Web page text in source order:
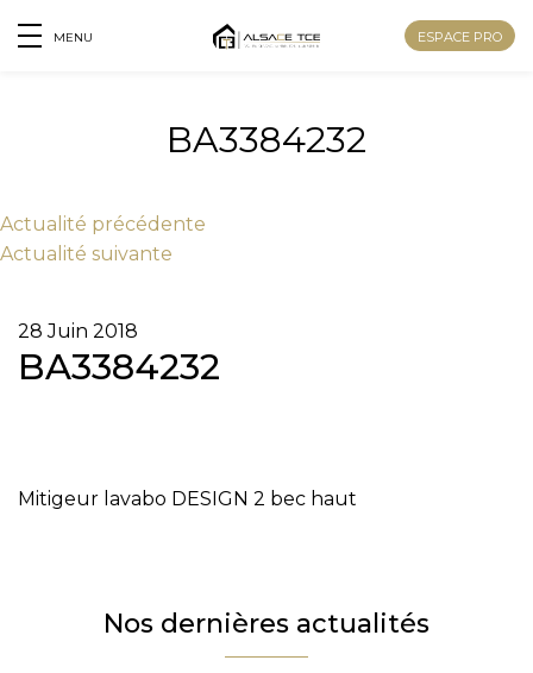
MENU ESPACE PRO
BA3384232
Actualité précédente
Actualité suivante
28 Juin 2018
BA3384232
Mitigeur lavabo DESIGN 2 bec haut
Nos dernières actualités